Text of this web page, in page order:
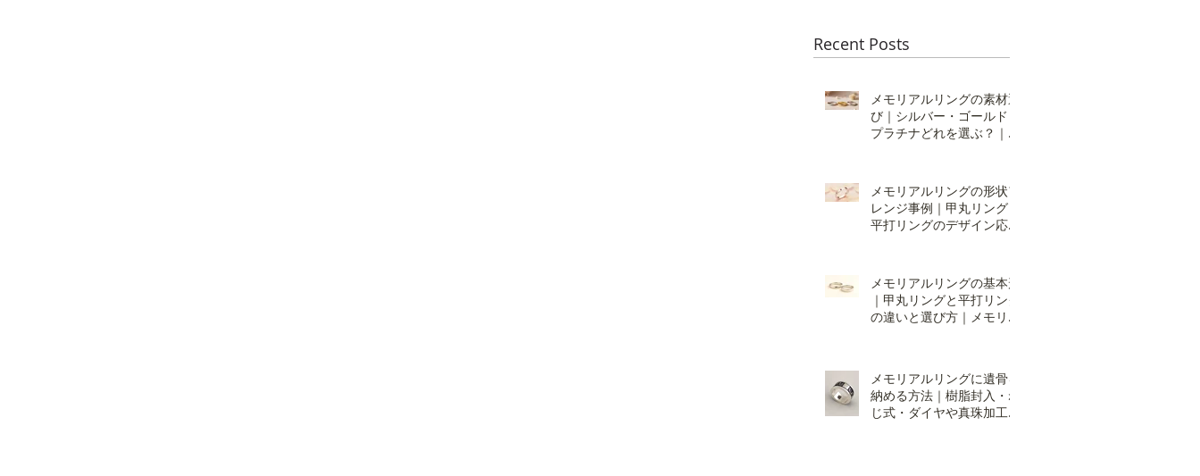
Recent Posts
メモリアルリングの素材選
び｜シルバー・ゴールド・
プラチナどれを選ぶ？｜オ
メモリアルリングの形状ア
レンジ事例｜甲丸リング・
平打リングのデザイン応用
メモリアルリングの基本形
｜甲丸リングと平打リング
の違いと選び方｜メモリア
メモリアルリングに遺骨を
納める方法｜樹脂封入・ね
じ式・ダイヤや真珠加工の